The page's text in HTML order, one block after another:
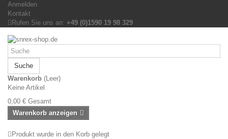
Anmelden
Kontakt
Rufen Sie uns an: +49 (0)1590 19 98 329
Suche
Warenkorb (Leer)
Keine Artikel
0,00 € Gesamt
Warenkorb anzeigen
Produkt wurde in den Korb gelegt